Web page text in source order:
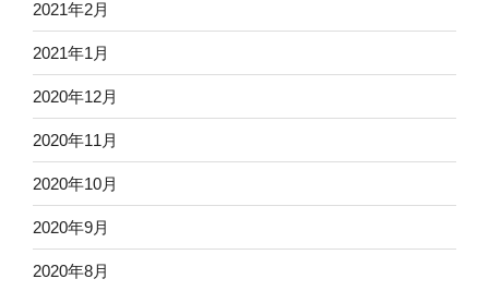
2021年2月
2021年1月
2020年12月
2020年11月
2020年10月
2020年9月
2020年8月